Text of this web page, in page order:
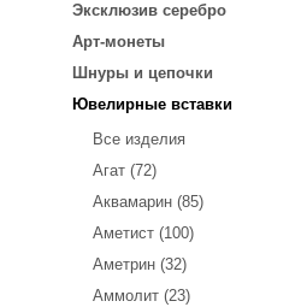
Эксклюзив серебро
Арт-монеты
Шнуры и цепочки
Ювелирные вставки
Все изделия
Агат (72)
Аквамарин (85)
Аметист (100)
Аметрин (32)
Аммолит (23)